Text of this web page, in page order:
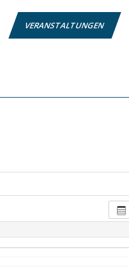
VERANSTALTUNGEN